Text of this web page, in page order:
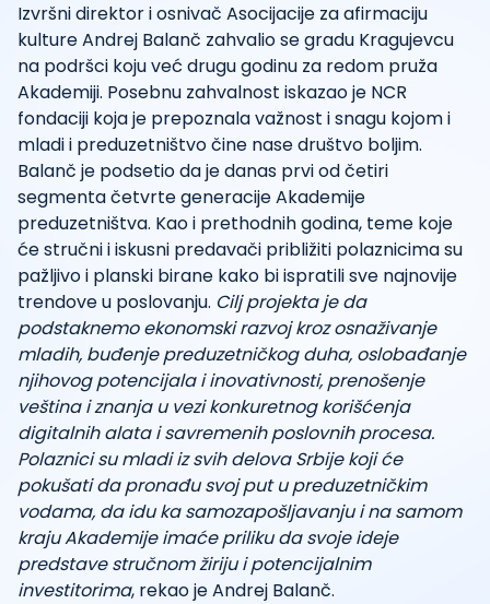
Izvršni direktor i osnivač Asocijacije za afirmaciju
kulture Andrej Balanč zahvalio se gradu Kragujevcu
na podršci koju već drugu godinu za redom pruža
Akademiji. Posebnu zahvalnost iskazao je NCR
fondaciji koja je prepoznala važnost i snagu kojom i
mladi i preduzetništvo čine nase društvo boljim.
Balanč je podsetio da je danas prvi od četiri
segmenta četvrte generacije Akademije
preduzetništva. Kao i prethodnih godina, teme koje
će stručni i iskusni predavači približiti polaznicima su
pažljivo i planski birane kako bi ispratili sve najnovije
trendove u poslovanju. Cilj projekta je da
podstaknemo ekonomski razvoj kroz osnaživanje
mladih, buđenje preduzetničkog duha, oslobađanje
njihovog potencijala i inovativnosti, prenošenje
veština i znanja u vezi konkuretnog korišćenja
digitalnih alata i savremenih poslovnih procesa.
Polaznici su mladi iz svih delova Srbije koji će
pokušati da pronađu svoj put u preduzetničkim
vodama, da idu ka samozapošljavanju i na samom
kraju Akademije imaće priliku da svoje ideje
predstave stručnom žiriju i potencijalnim
investitorima, rekao je Andrej Balanč.